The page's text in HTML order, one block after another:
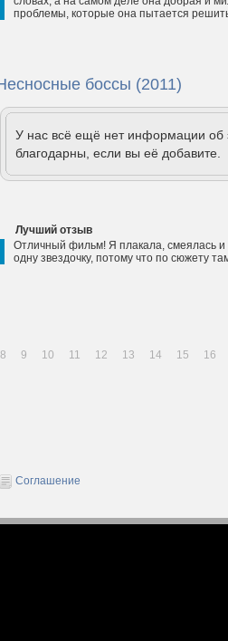
проблемы, которые она пытается
боссы (2011)
У нас всё ещё нет информации
благодарны, если вы её добавите.
Лучший отзыв
Отличный фильм! Я плакала, смеялась и
одну звездочку, потому что по сюжету
8 9 10 11 12 13 14 15 16
Соглашение